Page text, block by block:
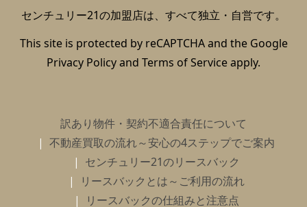
センチュリー21の加盟店は、すべて独立・自営です。
This site is protected by reCAPTCHA and the Google
Privacy Policyand Terms of Serviceapply.
訳あり物件・契約不適合責任について
不動産買取の流れ～安心の4ステップでご案内
センチュリー21のリースバック
リースバックとは～ご利用の流れ
リースバックの仕組みと注意点